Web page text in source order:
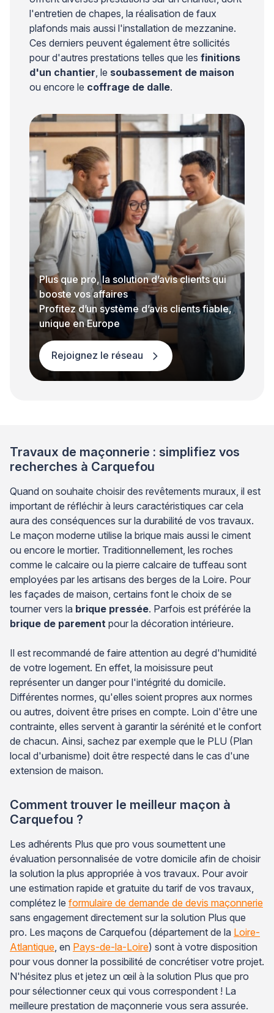
l'entretien de chapes, la réalisation de faux
plafonds mais aussi l'installation de mezzanine.
Ces derniers peuvent également être sollicités
pour d'autres prestations telles que les finitions
d'un chantier, le soubassement de maison
ou encore le coffrage de dalle.
Plus que pro, la solution d’avis clients qui
booste vos affaires
Profitez d’un système d’avis clients fiable,
unique en Europe
Rejoignez le réseau
Travaux de maçonnerie : simplifiez vos
recherches à Carquefou
Quand on souhaite choisir des revêtements muraux, il est
important de réfléchir à leurs caractéristiques car cela
aura des conséquences sur la durabilité de vos travaux.
Le maçon moderne utilise la brique mais aussi le ciment
ou encore le mortier. Traditionnellement, les roches
comme le calcaire ou la pierre calcaire de tuffeau sont
employées par les artisans des berges de la Loire. Pour
les façades de maison, certains font le choix de se
tourner vers la brique pressée. Parfois est préférée la
brique de parement pour la décoration intérieure.
Il est recommandé de faire attention au degré d'humidité
de votre logement. En effet, la moisissure peut
représenter un danger pour l'intégrité du domicile.
Différentes normes, qu'elles soient propres aux normes
ou autres, doivent être prises en compte. Loin d'être une
contrainte, elles servent à garantir la sérénité et le confort
de chacun. Ainsi, sachez par exemple que le PLU (Plan
local d'urbanisme) doit être respecté dans le cas d'une
extension de maison.
Comment trouver le meilleur maçon à
Carquefou ?
Les adhérents Plus que pro vous soumettent une
évaluation personnalisée de votre domicile afin de choisir
la solution la plus appropriée à vos travaux. Pour avoir
une estimation rapide et gratuite du tarif de vos travaux,
complétez le formulaire de demande de devis maçonnerie
sans engagement directement sur la solution Plus que
pro. Les maçons de Carquefou (département de la Loire-
Atlantique , en Pays-de-la-Loire) sont à votre disposition
pour vous donner la possibilité de concrétiser votre projet.
N'hésitez plus et jetez un œil à la solution Plus que pro
pour sélectionner ceux qui vous correspondent ! La
meilleure prestation de maçonnerie vous sera assurée.